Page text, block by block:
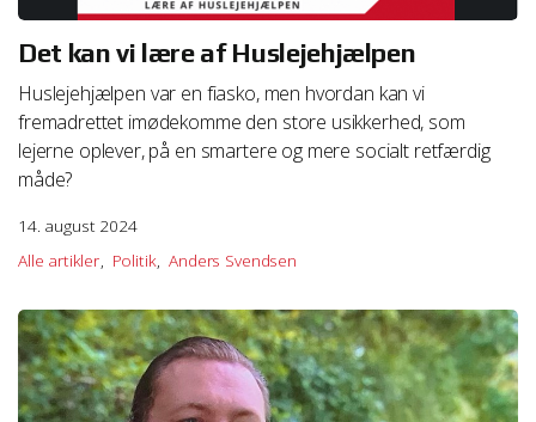
Det kan vi lære af Huslejehjælpen
Huslejehjælpen var en fiasko, men hvordan kan vi
fremadrettet imødekomme den store usikkerhed, som
lejerne oplever, på en smartere og mere socialt retfærdig
måde?
14. august 2024
Alle artikler
Politik Anders Svendsen